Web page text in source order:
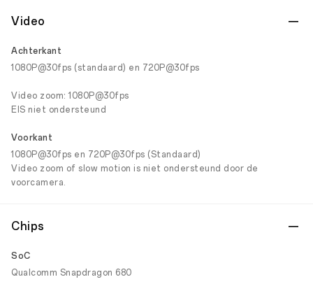
Video
Achterkant
1080P@30fps (standaard) en 720P@30fps
Video zoom: 1080P@30fps
EIS niet ondersteund
Voorkant
1080P@30fps en 720P@30fps (Standaard)
Video zoom of slow motion is niet ondersteund door de
voorcamera.
Chips
SoC
Qualcomm Snapdragon 680